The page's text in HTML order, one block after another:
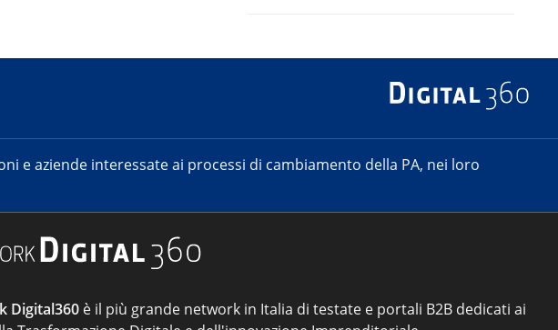
e aziende interessate ai processi di cambiamento della PA, nei loro
Digital360 è il più grande network in Italia di testate e portali B2B dedicati ai